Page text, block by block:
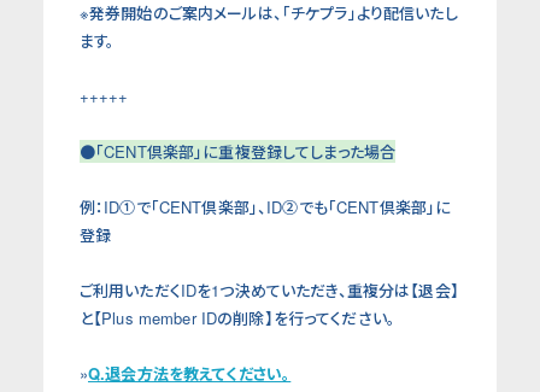
※発券開始のご案内メールは、「チケプラ」より配信いたし
ます。
+++++
●「CENT倶楽部」に重複登録してしまった場合
例：ID①で「CENT倶楽部」、ID②でも「CENT倶楽部」に
登録
ご利用いただくIDを1つ決めていただき、重複分は【退会】
と【Plus member IDの削除】を行ってください。
»Q.退会方法を教えてください。